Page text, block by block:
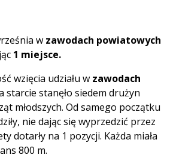
w zawodach powiatowych
1 miejsce.
wzięcia udziału w zawodach
starcie stanęło siedem drużyn
młodszych. Od samego początku
nie dając się wyprzedzić przez
dotarły na 1 pozycji. Każda miała
800 m.